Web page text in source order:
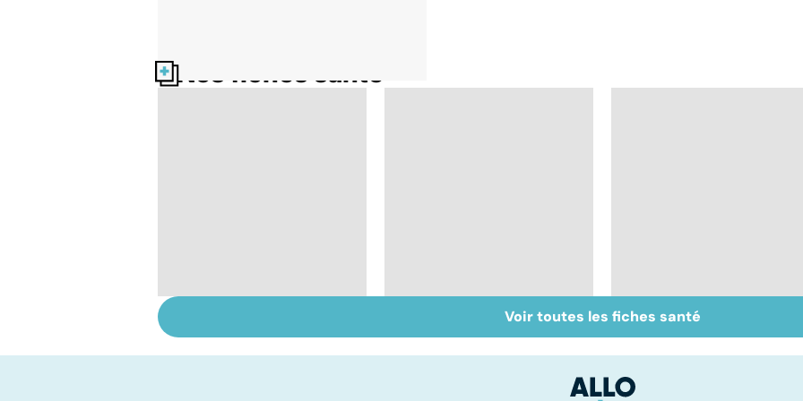
Nos fiches santé
comment s'en
Centenaires, des
exemples de
Personnes âgées :
faire face à la perte
Voir toutes les fiches santé